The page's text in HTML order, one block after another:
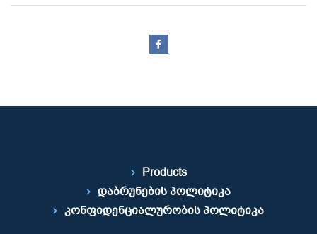
Products
დაბრუნების პოლიტიკა
კონფიდენციალურობის პოლიტიკა